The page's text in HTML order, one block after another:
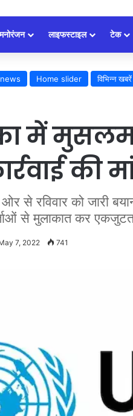
मनोरंजन लाइफस्टाइल टेक
Home slider विभिन्न खबरें
में
की
से रविवार को जारी
से मुलाकात कर
7, 2022 741